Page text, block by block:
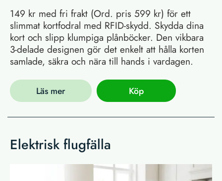
149 kr med fri frakt (Ord. pris 599 kr) för ett
slimmat kortfodral med RFID-skydd. Skydda dina
kort och slipp klumpiga plånböcker. Den vikbara
3-delade designen gör det enkelt att hålla korten
samlade, säkra och nära till hands i vardagen.
Läs mer Köp
Elektrisk flugfälla